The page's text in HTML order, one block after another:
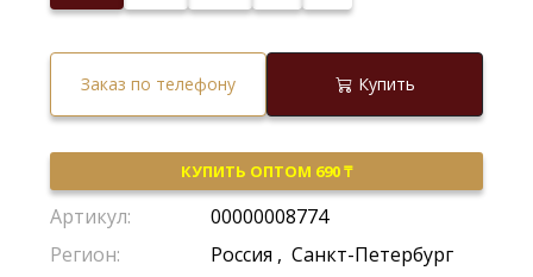
Заказ по телефону Купить
КУПИТЬ ОПТОМ 690 ₸
Артикул:
00000008774
Регион:
Россия , Санкт-Петербург